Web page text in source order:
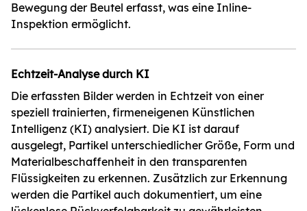
Bewegung der Beutel erfasst, was eine Inline-
Inspektion ermöglicht.
Echtzeit-Analyse durch KI
Die erfassten Bilder werden in Echtzeit von einer
speziell trainierten, firmeneigenen Künstlichen
Intelligenz (KI) analysiert. Die KI ist darauf
ausgelegt, Partikel unterschiedlicher Größe, Form und
Materialbeschaffenheit in den transparenten
Flüssigkeiten zu erkennen. Zusätzlich zur Erkennung
werden die Partikel auch dokumentiert, um eine